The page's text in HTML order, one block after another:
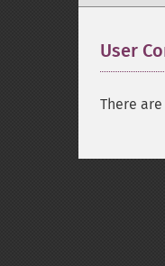
User
There